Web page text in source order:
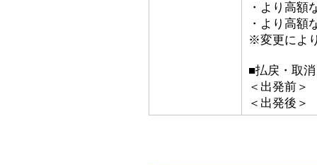
・より高額
・より高額
※変更によ
■払戻・取消
＜出発前＞
＜出発後